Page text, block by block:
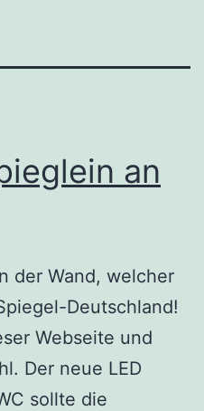
an
der Wand, welcher
Deutschland!
Webseite und
Der neue LED
sollte die